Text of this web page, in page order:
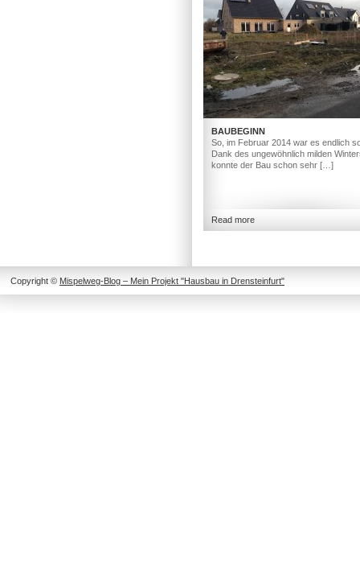
BAUBEGINN
So, im Februar 2014 war es endlich
Dank des ungewöhnlich milden
konnte der Bau schon sehr […]
Read more
Copyright © Mispelweg-Blog – Mein Projekt "Hausbau in Drensteinfurt"